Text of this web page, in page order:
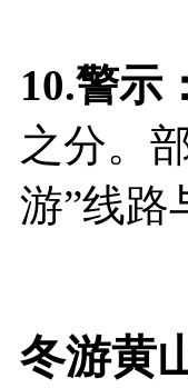
10.警示：
之分。
游”线路
冬游黄